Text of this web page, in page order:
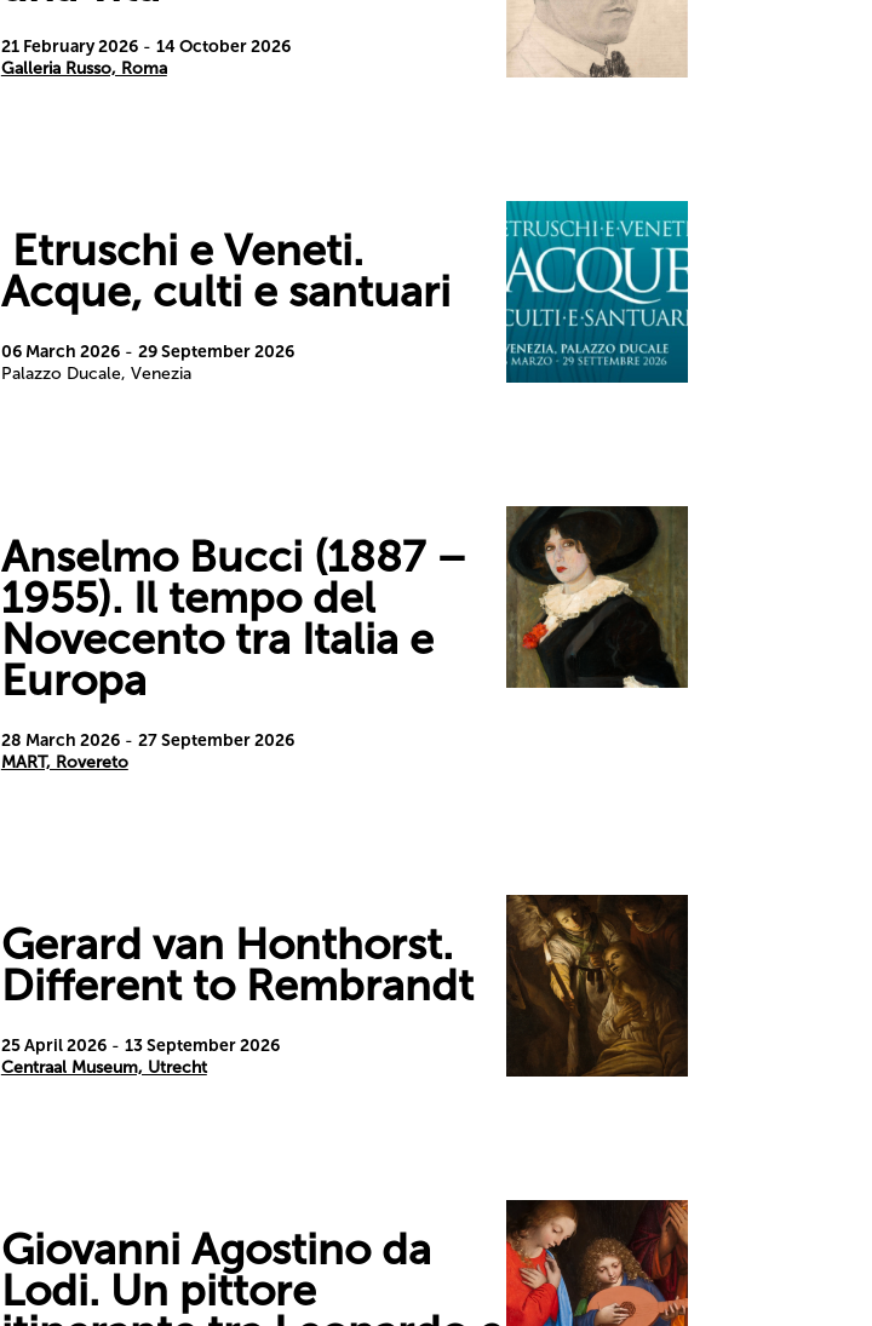
21 February 2026- 14 October 2026
Galleria Russo, Roma
Etruschi e Veneti.
Acque, culti e santuari
06 March 2026- 29 September 2026
Palazzo Ducale, Venezia
Anselmo Bucci (1887 –
1955). Il tempo del
Novecento tra Italia e
Europa
28 March 2026- 27 September 2026
MART, Rovereto
Gerard van Honthorst.
Different to Rembrandt
25 April 2026- 13 September 2026
Centraal Museum, Utrecht
Giovanni Agostino da
Lodi. Un pittore